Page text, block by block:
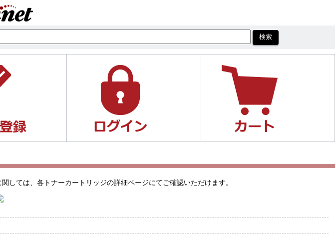
しては、各トナーカートリッジの詳細ページにてご確認いただけます。